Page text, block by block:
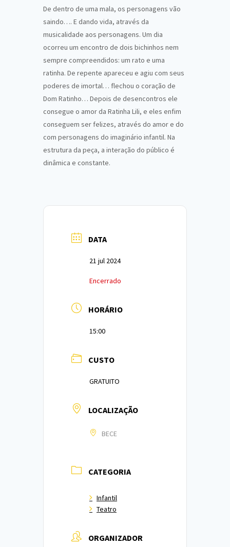
De dentro de uma mala, os personagens vão
saindo…. E dando vida, através da
musicalidade aos personagens. Um dia
ocorreu um encontro de dois bichinhos nem
sempre compreendidos: um rato e uma
ratinha. De repente apareceu e agiu com seus
poderes de imortal… flechou o coração de
Dom Ratinho… Depois de desencontros ele
consegue o amor da Ratinha Lili, e eles enfim
conseguem ser felizes, através do amor e do
com personagens do imaginário infantil. Na
estrutura da peça, a interação do público é
dinâmica e constante.
DATA
21 jul 2024
Encerrado
HORÁRIO
15:00
CUSTO
GRATUITO
LOCALIZAÇÃO
BECE
CATEGORIA
Infantil
Teatro
ORGANIZADOR